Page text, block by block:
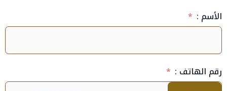
الأسم :
رقم الهاتف :